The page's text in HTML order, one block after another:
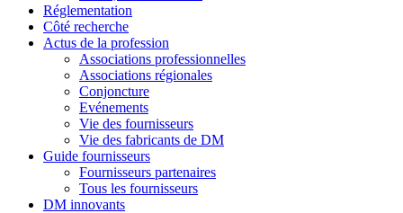
Réglementation
Côté recherche
Actus de la profession
Associations professionnelles
Associations régionales
Conjoncture
Evénements
Vie des fournisseurs
Vie des fabricants de DM
Guide fournisseurs
Fournisseurs partenaires
Tous les fournisseurs
DM innovants